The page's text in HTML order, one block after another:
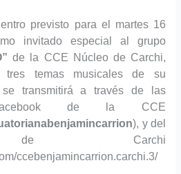
previsto para el martes 16
invitado especial al grupo
de la CCE Núcleo de Carchi,
tres temas musicales de su
transmitirá a través de las
de la CCE
), y del
de Carchi
ccebenjamincarrion.carchi.3/